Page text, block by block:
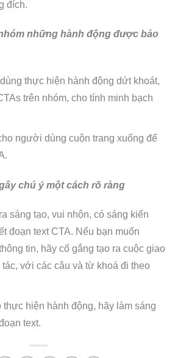
đích.
những hành động được bảo
thực hiện hành động dứt khoát,
trên nhóm, cho tính minh bạch
người dùng cuộn trang xuống để
chú ý một cách rõ ràng
sáng tạo, vui nhộn, có sáng kiến
đoạn text CTA. Nếu bạn muốn
tin, hãy cố gắng tạo ra cuộc giao
với các câu và từ khoá đi theo
thực hiện hành động, hãy làm sáng
text.